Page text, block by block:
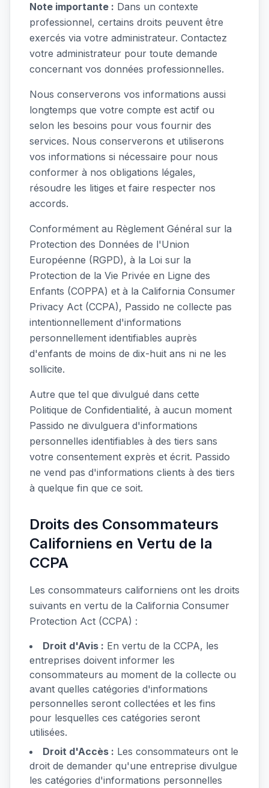
Note importante : Dans un contexte
professionnel, certains droits peuvent être
exercés via votre administrateur. Contactez
votre administrateur pour toute demande
concernant vos données professionnelles.
Nous conserverons vos informations aussi
longtemps que votre compte est actif ou
selon les besoins pour vous fournir des
services. Nous conserverons et utiliserons
vos informations si nécessaire pour nous
conformer à nos obligations légales,
résoudre les litiges et faire respecter nos
accords.
Conformément au Règlement Général sur la
Protection des Données de l'Union
Européenne (RGPD), à la Loi sur la
Protection de la Vie Privée en Ligne des
Enfants (COPPA) et à la California Consumer
Privacy Act (CCPA), Passido ne collecte pas
intentionnellement d'informations
personnellement identifiables auprès
d'enfants de moins de dix-huit ans ni ne les
sollicite.
Autre que tel que divulgué dans cette
Politique de Confidentialité, à aucun moment
Passido ne divulguera d'informations
personnelles identifiables à des tiers sans
votre consentement exprès et écrit. Passido
ne vend pas d'informations clients à des tiers
à quelque fin que ce soit.
Droits des Consommateurs
Californiens en Vertu de la
CCPA
Les consommateurs californiens ont les droits
suivants en vertu de la California Consumer
Protection Act (CCPA) :
Droit d'Avis : En vertu de la CCPA, les
entreprises doivent informer les
consommateurs au moment de la collecte ou
avant quelles catégories d'informations
personnelles seront collectées et les fins
pour lesquelles ces catégories seront
utilisées.
Droit d'Accès : Les consommateurs ont le
droit de demander qu'une entreprise divulgue
les catégories d'informations personnelles